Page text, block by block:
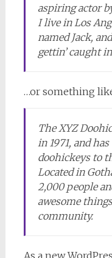
aspiring actor
I live in Los
named Jack,
gettin’ caught
…or something
The XYZ
in 1971, and
doohickeys to
Located in
2,000 people
awesome
community.
As a new